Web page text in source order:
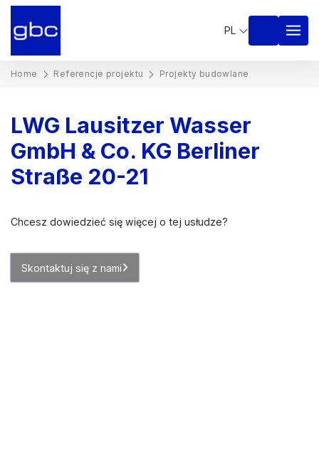
PL
Home Referencje projektu Projekty budowlane
LWG Lausitzer Wasser
GmbH & Co. KG Berliner
Straße 20-21
Chcesz dowiedzieć się więcej o tej usłudze?
Skontaktuj się z nami